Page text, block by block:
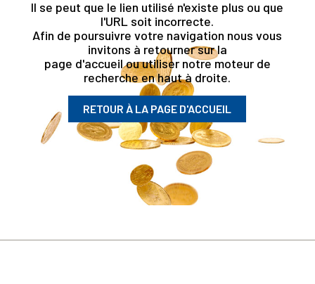
Il se peut que le lien utilisé n'existe plus ou que
l'URL soit incorrecte.
Afin de poursuivre votre navigation nous vous
invitons à retourner sur la
page d'accueil ou utiliser notre moteur de
recherche en haut à droite.
RETOUR À LA PAGE D'ACCUEIL